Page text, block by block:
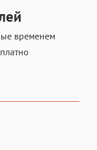
временем